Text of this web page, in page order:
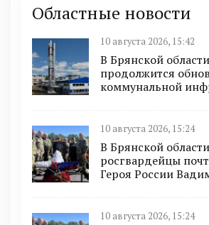
Областные новости
10 августа 2026, 15:42
В Брянской области
продолжится
коммунальной
10 августа 2026, 15:24
В Брянской области
росгвардейцы
Героя России
10 августа 2026, 15:24